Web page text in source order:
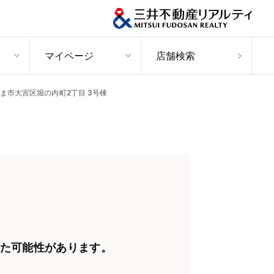
マイページ 店舗検索
市大宮区堀の内町2丁目 3号棟
可能性があります。